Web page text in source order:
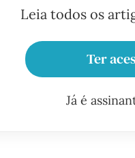
Leia todos os
Ter
Já é